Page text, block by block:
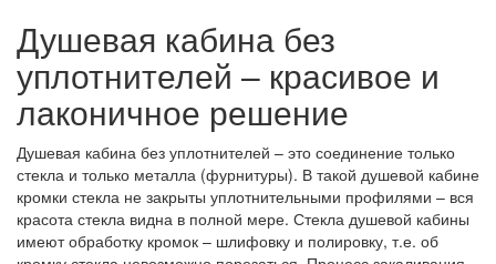
Душевая кабина без
уплотнителей – красивое и
лаконичное решение
Душевая кабина без уплотнителей – это соединение только
стекла и только металла (фурнитуры). В такой душевой кабине
кромки стекла не закрыты уплотнительными профилями – вся
красота стекла видна в полной мере. Стекла душевой кабины
имеют обработку кромок – шлифовку и полировку, т.е. об